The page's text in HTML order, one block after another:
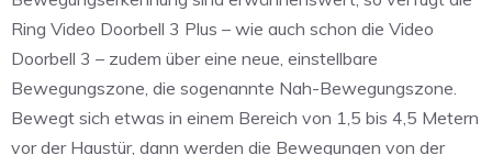
Ring Video Doorbell 3 Plus – wie auch schon die Video
Doorbell 3 – zudem über eine neue, einstellbare
Bewegungszone, die sogenannte Nah-Bewegungszone.
Bewegt sich etwas in einem Bereich von 1,5 bis 4,5 Metern
vor der Haustür, dann werden die Bewegungen von der